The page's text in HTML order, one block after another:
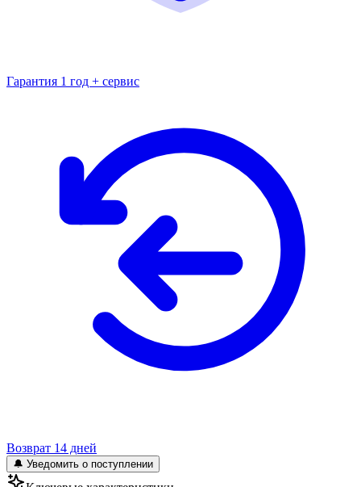
Гарантия 1 год + сервис
Возврат 14 дней
🔔 Уведомить о поступлении